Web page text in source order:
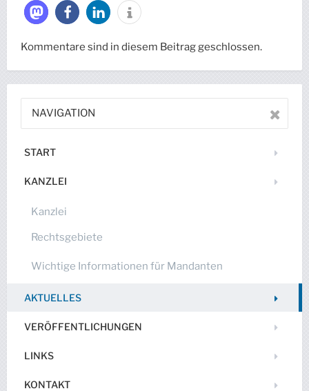
Kommentare sind in diesem Beitrag geschlossen.
NAVIGATION
START
KANZLEI
Kanzlei
Rechtsgebiete
Wichtige Informationen für Mandanten
AKTUELLES
VERÖFFENTLICHUNGEN
LINKS
KONTAKT